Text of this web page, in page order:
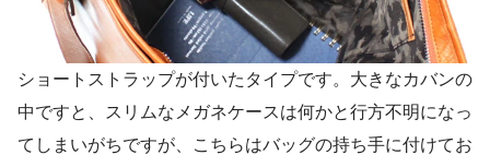
ショートストラップが付いたタイプです。大きなカバンの
中ですと、スリムなメガネケースは何かと行方不明になっ
てしまいがちですが、こちらはバッグの持ち手に付けてお